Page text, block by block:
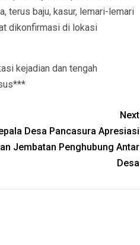
terus baju, kasur, lemari-lemari
dikonfirmasi di lokasi
kejadian dan tengah
Next
Desa Pancasura Apresiasi
Jembatan Penghubung Antar
Desa